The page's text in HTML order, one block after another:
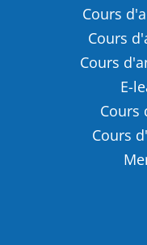
Cours
Cours
Cours
E-
Cours
Cours